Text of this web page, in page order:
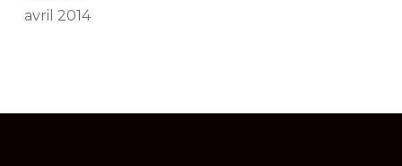
avril 2014